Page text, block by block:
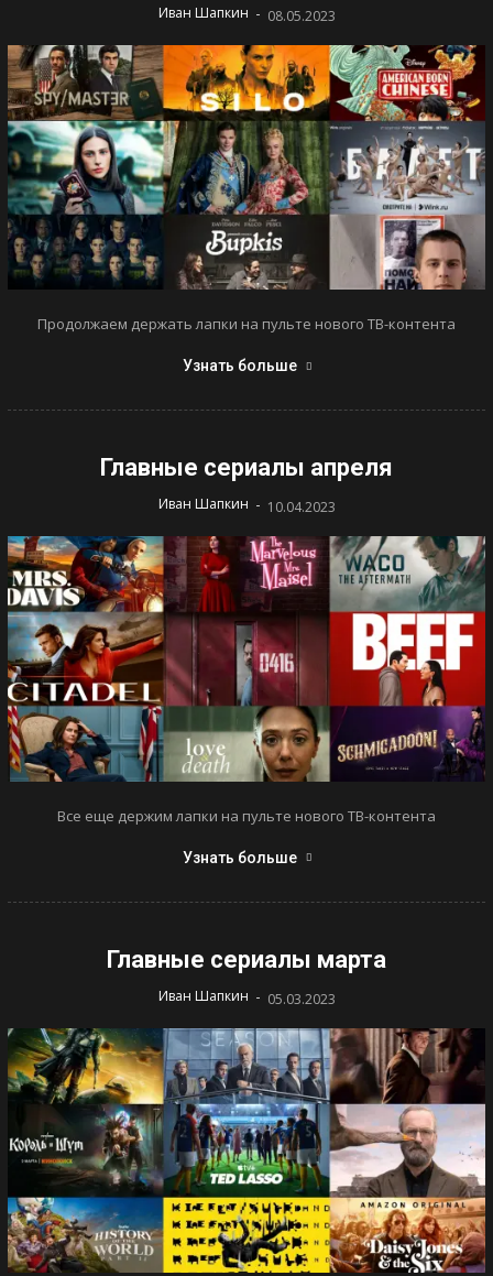
Иван Шапкин - 08.05.2023
Продолжаем держать лапки на пульте нового ТВ-контента
Узнать больше
Главные сериалы апреля
Иван Шапкин - 10.04.2023
Все еще держим лапки на пульте нового ТВ-контента
Узнать больше
Главные сериалы марта
Иван Шапкин - 05.03.2023